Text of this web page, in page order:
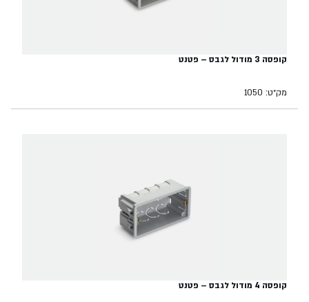
קופסה 3 מודול לגבס – פטנט
מק״ט: 1050
קופסה 4 מודול לגבס – פטנט